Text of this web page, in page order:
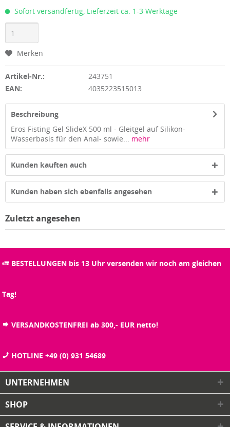
Sofort versandfertig, Lieferzeit ca. 1-3 Werktage
Merken
Artikel-Nr.:
243751
EAN:
4035223515013
Beschreibung
Eros Fisting Gel SlideX 500 ml - Gleitgel auf Silikon-
Wasserbasis für den Anal- sowie... mehr
Kunden kauften auch
Kunden haben sich ebenfalls angesehen
Zuletzt angesehen
BESTELLUNGEN bis 13 Uhr versenden wir noch am gleichen
Tag!
VERSANDKOSTENFREI ab 300,- EUR netto!
HOTLINE +49 (0) 931 54689
UNTERNEHMEN
SHOP